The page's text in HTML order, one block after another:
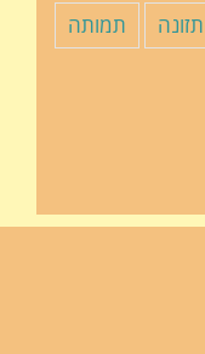
תזונה תמותה